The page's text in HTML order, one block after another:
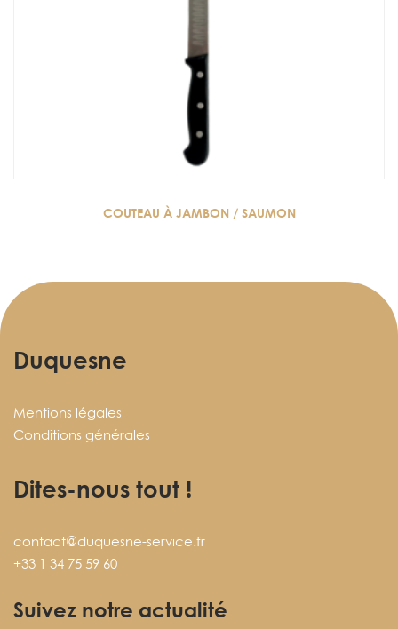
COUTEAU À JAMBON / SAUMON
Duquesne
Mentions légales
Conditions générales
Dites-nous tout !
contact@duquesne-service.fr
+33 1 34 75 59 60
Suivez notre actualité